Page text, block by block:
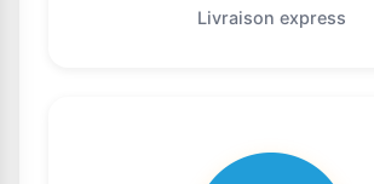
Livraison express